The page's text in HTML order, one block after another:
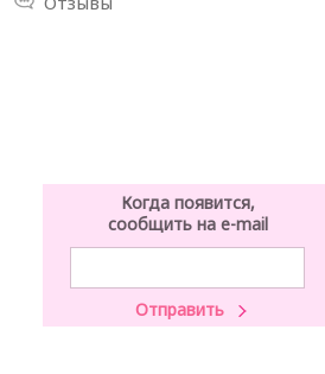
Когда появится,
сообщить на e-mail